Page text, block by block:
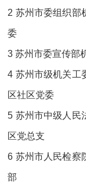
2 苏州市委组织部
委
3 苏州市委宣传部
4 苏州市级机关工
区社区党委
5 苏州市中级人民
区党总支
6 苏州市人民检察
部